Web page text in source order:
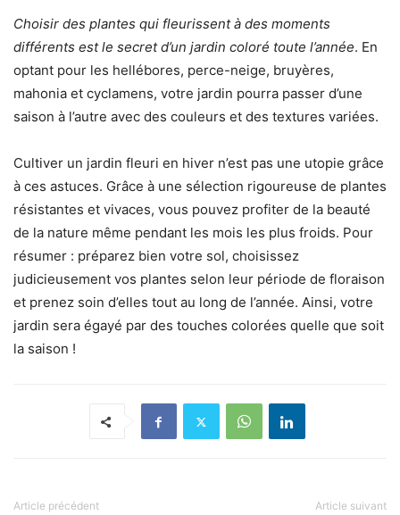
Choisir des plantes qui fleurissent à des moments
différents est le secret d’un jardin coloré toute l’année. En
optant pour les hellébores, perce-neige, bruyères,
mahonia et cyclamens, votre jardin pourra passer d’une
saison à l’autre avec des couleurs et des textures variées.
Cultiver un jardin fleuri en hiver n’est pas une utopie grâce
à ces astuces. Grâce à une sélection rigoureuse de plantes
résistantes et vivaces, vous pouvez profiter de la beauté
de la nature même pendant les mois les plus froids. Pour
résumer : préparez bien votre sol, choisissez
judicieusement vos plantes selon leur période de floraison
et prenez soin d’elles tout au long de l’année. Ainsi, votre
jardin sera égayé par des touches colorées quelle que soit
la saison !
Article précédent Article suivant